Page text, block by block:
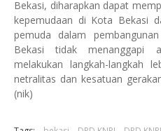
Bekasi, diharapkan dapat
kepemudaan di Kota Bekasi
pemuda dalam
Bekasi tidak menanggapi
melakukan langkah-langkah
netralitas dan kesatuan
(nik)